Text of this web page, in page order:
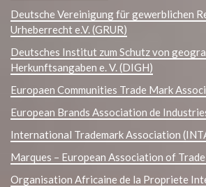
Deutsche Vereinigung für gewerblichen
Urheberrecht e.V. (GRUR)
Deutsches Institut zum Schutz von
Herkunftsangaben e. V. (DIGH)
Europaen Communities Trade Mark
European Brands Association de
International Trademark Association
Marques – European Association of
Organisation Africaine de la Propriete